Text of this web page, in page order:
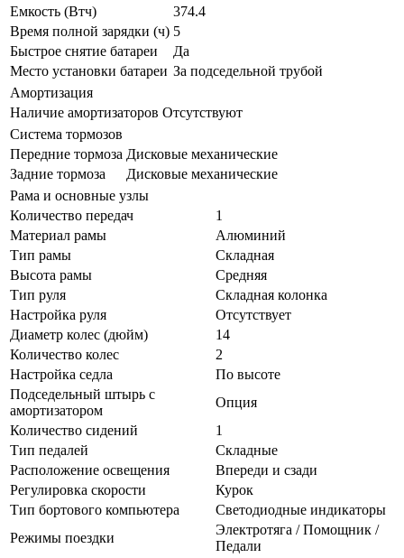
Емкость (Втч)
374.4
Время полной зарядки (ч) 5
Быстрое снятие батареи
Да
Место установки батареи За подседельной трубой
Амортизация
Наличие амортизаторов Отсутствуют
Система тормозов
Передние тормоза Дисковые механические
Задние тормоза
Дисковые механические
Рама и основные узлы
Количество передач
1
Материал рамы
Алюминий
Тип рамы
Складная
Высота рамы
Средняя
Тип руля
Складная колонка
Настройка руля
Отсутствует
Диаметр колес (дюйм)
14
Количество колес
2
Настройка седла
По высоте
Подседельный штырь с
амортизатором
Опция
Количество сидений
1
Тип педалей
Складные
Расположение освещения
Впереди и сзади
Регулировка скорости
Курок
Тип бортового компьютера
Светодиодные индикаторы
Режимы поездки
Электротяга / Помощник /
Педали